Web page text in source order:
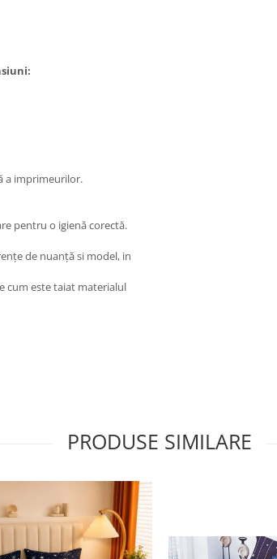
a imprimeurilor.
pentru o igienă corectă.
de nuanță si model, in
cum este taiat materialul
PRODUSE SIMILARE